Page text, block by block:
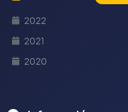
2022
2021
2020